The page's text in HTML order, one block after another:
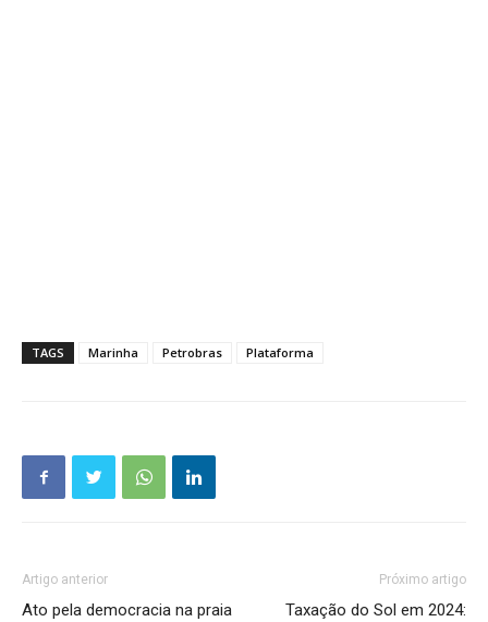
TAGS Marinha Petrobras Plataforma
Artigo anterior
Ato pela democracia na praia
Próximo artigo
Taxação do Sol em 2024: